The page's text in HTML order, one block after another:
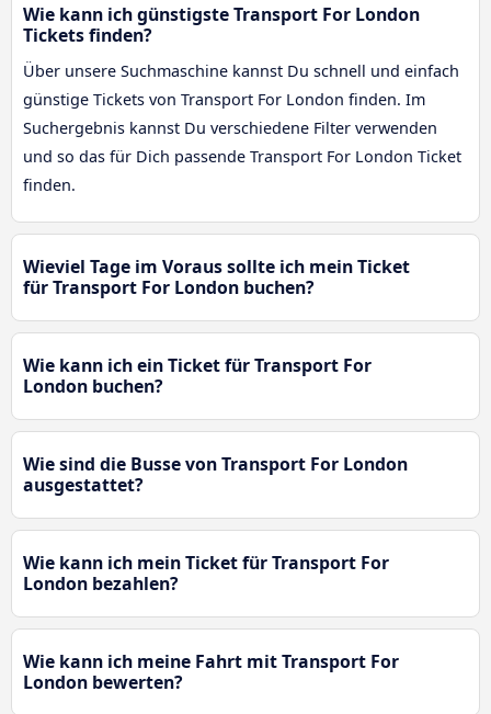
Wie kann ich günstigste Transport For London
Tickets finden?
Über unsere Suchmaschine kannst Du schnell und einfach
günstige Tickets von Transport For London finden. Im
Suchergebnis kannst Du verschiedene Filter verwenden
und so das für Dich passende Transport For London Ticket
finden.
Wieviel Tage im Voraus sollte ich mein Ticket
für Transport For London buchen?
Wie kann ich ein Ticket für Transport For
London buchen?
Wie sind die Busse von Transport For London
ausgestattet?
Wie kann ich mein Ticket für Transport For
London bezahlen?
Wie kann ich meine Fahrt mit Transport For
London bewerten?